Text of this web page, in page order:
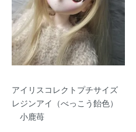
アイリスコレクトプチサイズ
レジンアイ（べっこう飴色）
小鹿苺